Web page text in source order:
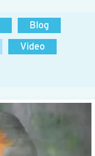
Blog
Video